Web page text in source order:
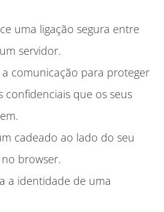
uma ligação segura entre
servidor.
a comunicação para proteger
confidenciais que os seus
cadeado ao lado do seu
browser.
a identidade de uma